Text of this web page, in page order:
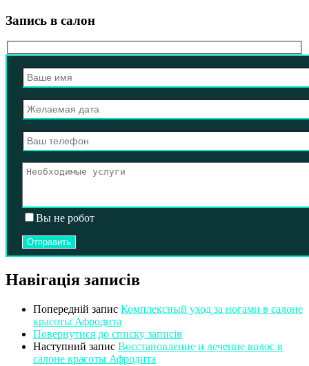
Запись в салон
Вы не робот
Навігація записів
Попередній запис Комплексный уход за ногами в салоне
красоты Афродита
Повернутися до списку записів
Наступний запис Восстановление и лечение волос в
салоне красоты Афродита